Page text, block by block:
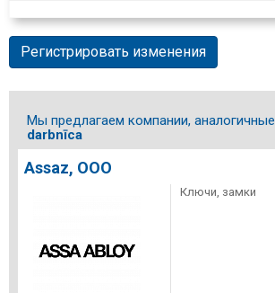
Регистрировать изменения
Мы предлагаем компании, аналогичные
darbnīca
Assaz, ООО
Ключи, замки